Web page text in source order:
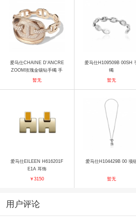
爱马仕CHAINE D'ANCRE
ZOOM玫瑰金镶钻手镯 手
镯
暂无
爱马仕H109509B 00SH
镯
暂无
爱马仕EILEEN H616201F
E1A 耳饰
￥3150
爱马仕H104429B 00 项
暂无
用户评论